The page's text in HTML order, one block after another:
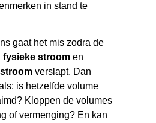
in stand te
gaat het mis zodra de
fysieke stroomen
verslapt. Dan
is hetzelfde volume
Kloppen de volumes
of vermenging? En kan